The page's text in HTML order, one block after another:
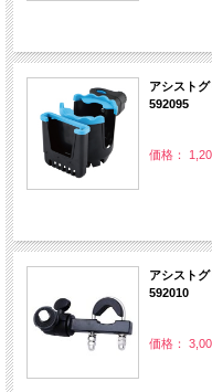
アシスト
592095
価格：
アシスト
592010
価格：